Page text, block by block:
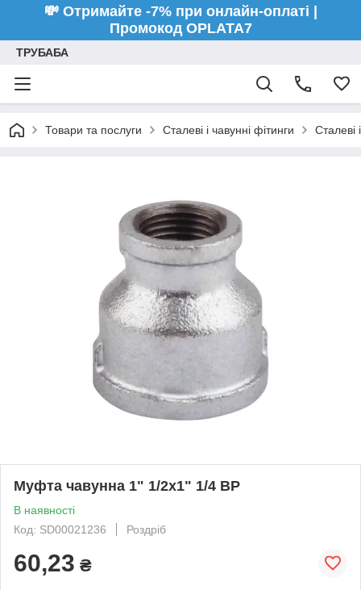
💸 Отримайте -7% при онлайн-оплаті |
Промокод OPLATA7
ТРУБАБА
Товари та послуги Сталеві і чавунні фітинги Сталеві
Муфта чавунна 1" 1/2х1" 1/4 ВР
В наявності
Код: SD00021236
Роздріб
60,23 ₴